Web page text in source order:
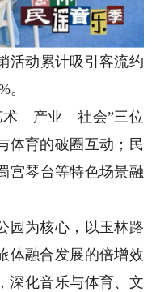
动累计吸引客流约
。
术—产业—社会”三位
体育的破圈互动；民
宫琴台等特色场景融
为核心，以玉林路
体融合发展的倍增效
深化音乐与体育、文